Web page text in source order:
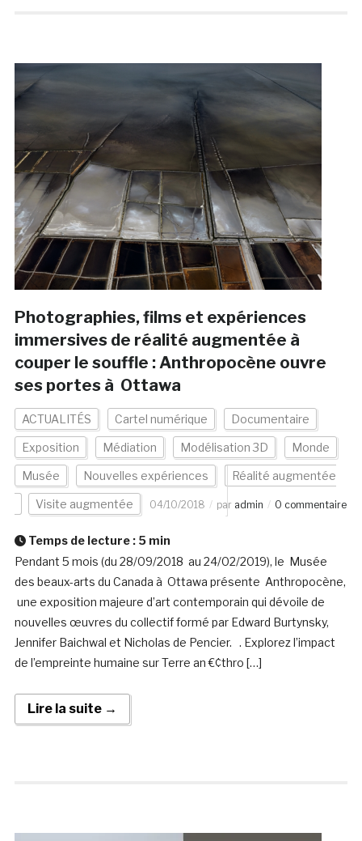
Photographies, films et expériences
immersives de réalité augmentée à
couper le souffle : Anthropocène ouvre
ses portes à Ottawa
ACTUALITÉS Cartel numérique Documentaire
Exposition Médiation Modélisation 3D Monde
Musée Nouvelles expériences Réalité augmentée
Visite augmentée 04/10/2018 par admin 0 commentaire
Temps de lecture : 5 min
Pendant 5 mois (du 28/09/2018 au 24/02/2019), le Musée
des beaux-arts du Canada à Ottawa présente Anthropocène,
une exposition majeure d’art contemporain qui dévoile de
nouvelles œuvres du collectif formé par Edward Burtynsky,
Jennifer Baichwal et Nicholas de Pencier. . Explorez l’impact
de l’empreinte humaine sur Terre an €¢thro […]
Lire la suite →